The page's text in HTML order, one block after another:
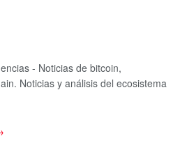
- Noticias de bitcoin,
Noticias y análisis del ecosistema